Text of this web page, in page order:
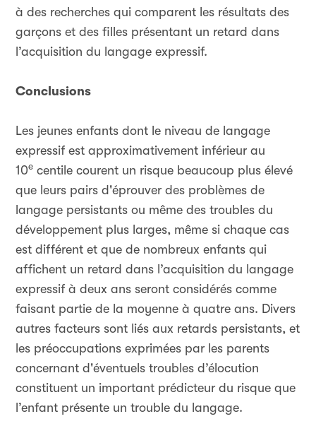
à des recherches qui comparent les résultats des
garçons et des filles présentant un retard dans
l’acquisition du langage expressif.
Conclusions
Les jeunes enfants dont le niveau de langage
expressif est approximativement inférieur au
10e centile courent un risque beaucoup plus élevé
que leurs pairs d'éprouver des problèmes de
langage persistants ou même des troubles du
développement plus larges, même si chaque cas
est différent et que de nombreux enfants qui
affichent un retard dans l’acquisition du langage
expressif à deux ans seront considérés comme
faisant partie de la moyenne à quatre ans. Divers
autres facteurs sont liés aux retards persistants, et
les préoccupations exprimées par les parents
concernant d'éventuels troubles d’élocution
constituent un important prédicteur du risque que
l’enfant présente un trouble du langage.